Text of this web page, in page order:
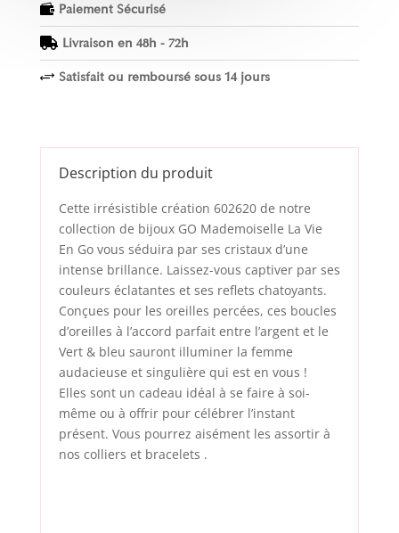
 Paiement Sécurisé
 Livraison en 48h - 72h
+ Satisfait ou remboursé sous 14 jours
Description du produit
Cette irrésistible création 602620 de notre
collection de bijoux GO Mademoiselle La Vie
En Go vous séduira par ses cristaux d’une
intense brillance. Laissez-vous captiver par ses
couleurs éclatantes et ses reflets chatoyants.
Conçues pour les oreilles percées, ces boucles
d’oreilles à l’accord parfait entre l’argent et le
Vert & bleu sauront illuminer la femme
audacieuse et singulière qui est en vous !
Elles sont un cadeau idéal à se faire à soi-
même ou à offrir pour célébrer l’instant
présent. Vous pourrez aisément les assortir à
nos colliers et bracelets .